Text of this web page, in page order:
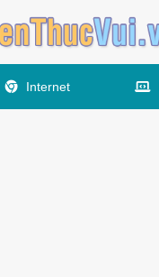
Internet